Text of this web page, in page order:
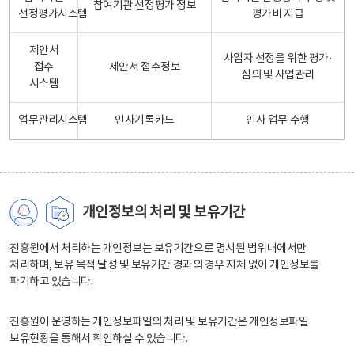
선정평가시스템
참여기관 선정평가 정보
평가비 지급
제안서
접수
시스템
제안서 접수정보
사업자 선정을 위한 평가·
심의 및 사업관리
업무관리시스템 인사기록카드 인사 업무 수행
개인정보의 처리 및 보유기간
진흥원에서 처리하는 개인정보는 보유기간으로 명시된 범위내에서만
처리하며, 보유 목적 달성 및 보유기간 경과의 경우 지체 없이 개인정보를
파기하고 있습니다.
진흥원이 운영하는 개인정보파일의 처리 및 보유기간은 개인정보파일
보유현황을 통해서 확인하실 수 있습니다.